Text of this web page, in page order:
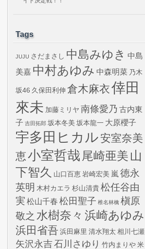
Tags
JUJU さだまさし 中島みゆき 中島
美嘉 中村あゆみ 中森明菜 乃木
坂46 久保田利伸 倉木麻衣倖田
來未 加藤ミリヤ 南條愛乃 古内東
子 吉田拓郎 坂本冬美 坂本龍一 大原櫻子
宇多田ヒカル安室奈美
恵小室哲哉 尾崎亜美 山
下智久 山口百恵岩崎宏美 嵐 徳永
英明 木村カエラ 杉山清貴松任谷由
実 松山千春 松田聖子 椎名林檎 槇原
敬之 水樹奈々 浜崎あゆみ
浜田省吾 浜田麻里 清水翔太 相川七瀬
矢沢永吉石川さゆり 竹内まりや米